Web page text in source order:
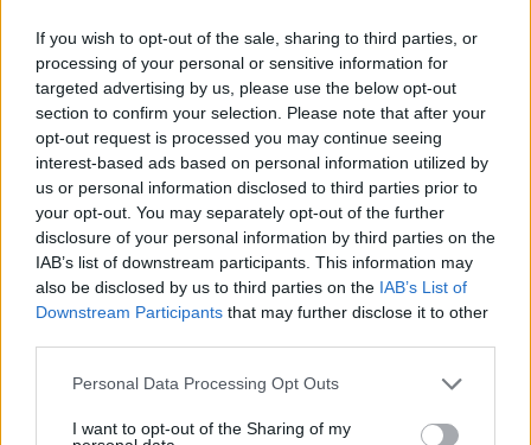
If you wish to opt-out of the sale, sharing to third parties, or
processing of your personal or sensitive information for
targeted advertising by us, please use the below opt-out
section to confirm your selection. Please note that after your
opt-out request is processed you may continue seeing
interest-based ads based on personal information utilized by
us or personal information disclosed to third parties prior to
your opt-out. You may separately opt-out of the further
disclosure of your personal information by third parties on the
IAB’s list of downstream participants. This information may
also be disclosed by us to third parties on the IAB’s List of
Downstream Participants that may further disclose it to other
Personal Data Processing Opt Outs
I want to opt-out of the Sharing of my
jævnligt med på en tur i gågaden, så de med egne
øjne kan se problemerne. Men det er som om, at
der ikke sker noget. Sådan føler vi det i hvert fald,
og det understreges vel også af, at der fortsat
sker ulykker blandt de besøgende i gågaden,
tilføjer Peter Møller.
Formand: Fejl i belægning rettes løbende
Vi har forelagt kritikken for Park & Vej hos
Mariagerfjord Kommune, der ikke ønsker at udtale
Rebild Kommune har den højeste andel af borgere
med demens, mens Jammerbugt Kommune har
den laveste.
Det skriver FOA i en pressemeddelelse.
Samtidig advarer FOA om, at det stigende antal
borgere med demens lægger et voksende pres på
ældreplejen.
- På landets plejehjem lever omkring to ud af tre
Vis mere
Del artikel
Kategorier